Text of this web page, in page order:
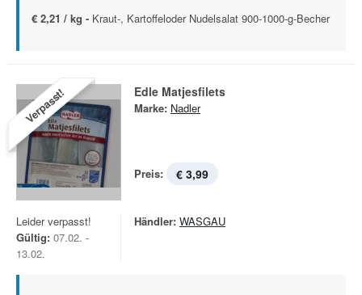
€ 2,21 / kg - Kraut-, Kartoffeloder Nudelsalat 900-1000-g-Becher
Verpasst! Edle Matjesfilets
Marke: Nadler
Preis: € 3,99
Leider verpasst!
Gültig: 07.02. -
13.02.
Händler: WASGAU